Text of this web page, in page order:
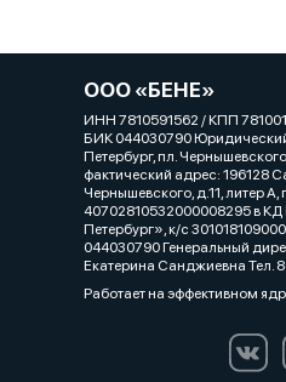
ООО «БЕНЕ»
ИНН 7810591562 / КПП
БИК 044030790
Петербург, пл.
фактический адрес: 196128
Чернышевского, д.11, литер
40702810532000008295 в
Петербург», к/с
044030790 Генеральный
Екатерина Санджиевна Тел.
Работает на эффективном